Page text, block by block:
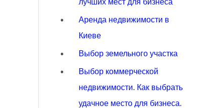
Аренда недвижимости в
Киеве
Выбор земельного участка
Выбор коммерческой
недвижимости. Как выбрать
удачное место для бизнеса.